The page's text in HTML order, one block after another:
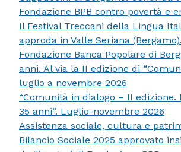
di
BPB
per
le
Lavoro
ACLI
Fondazione BPB contro povertà e
Il Festival Treccani della Lingua
approda in Valle Seriana (Bergamo).
Fondazione Banca Popolare di
anni. Al via la II edizione di
luglio a novembre 2026
“Comunità in dialogo – II edizione.
35 anni”. Luglio-novembre 2026
Assistenza sociale, cultura e
Bilancio Sociale 2025 approvato